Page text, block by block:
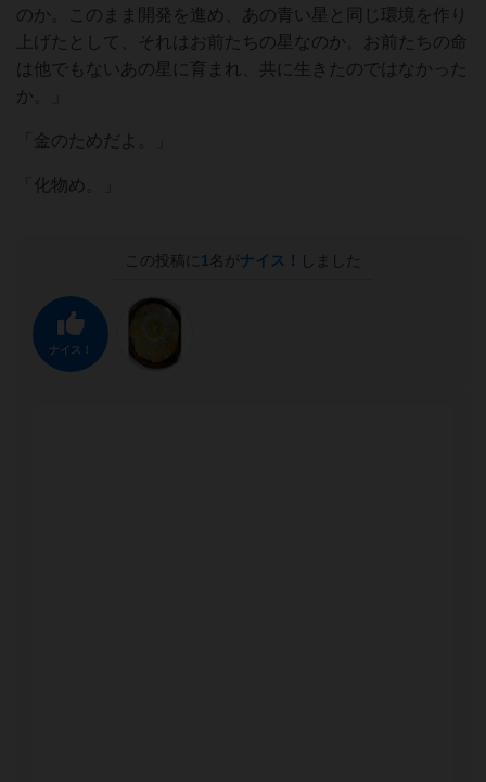
のか。このまま開発を進め、あの青い星と同じ環境を作り
上げたとして、それはお前たちの星なのか。お前たちの命
は他でもないあの星に育まれ、共に生きたのではなかった
か。」
「金のためだよ。」
「化物め。」
この投稿に 1 名がナイス！ しました
ナイス！